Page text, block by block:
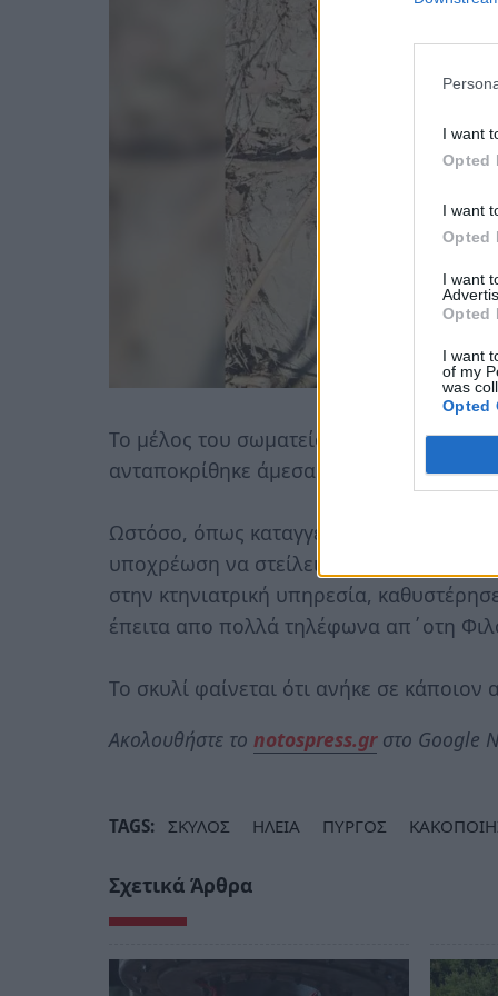
I want
Opted
I want
Opted
I want
Opted
I want
of my
was
Opted
Το μέλος του σωματείου κάλεσε
ανταποκρίθηκε άμεσα και έστειλε
Ωστόσο, όπως καταγγέλλει η
υποχρέωση να στείλει συνεργείο άμεσα
στην κτηνιατρική υπηρεσία,
έπειτα απο πολλά τηλέφωνα απ΄οτη
Το σκυλί φαίνεται ότι ανήκε σε
Ακολουθήστε το notospress.grστο Google
TAGS: ΣΚΥΛΟΣ ΗΛΕΙΑ ΠΥΡΓΟΣ
Σχετικά Άρθρα